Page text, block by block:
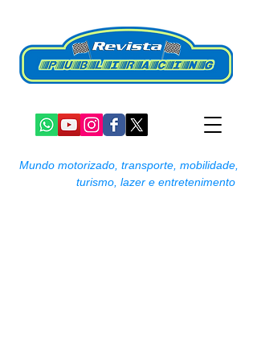
Mundo motorizado, transporte, mobilidade,
turismo, lazer e entretenimento